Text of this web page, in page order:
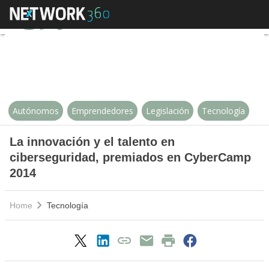
La innovación y el talento en
Autónomos Emprendedores Legislación Tecnología
La innovación y el talento en
ciberseguridad, premiados en CyberCamp
2014
Home Tecnología